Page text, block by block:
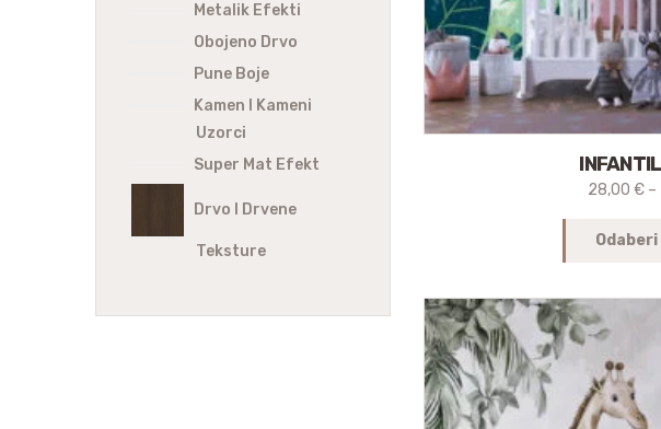
Metalik Efekti
Obojeno Drvo
Pune Boje
Kamen I Kameni
Uzorci
Super Mat Efekt
Drvo I Drvene
Teksture
28,00€ –